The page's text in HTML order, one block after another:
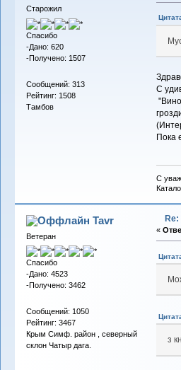
Старожил
Спасибо
-Дано: 620
-Получено: 1507
Сообщений: 313
Рейтинг: 1508
Тамбов
С
Пока
С
Tavr
Ветеран
Спасибо
-Дано: 4523
-Получено: 3462
Сообщений: 1050
Рейтинг: 3467
Крым Симф. район , северный
склон Чатыр дага.
«
з